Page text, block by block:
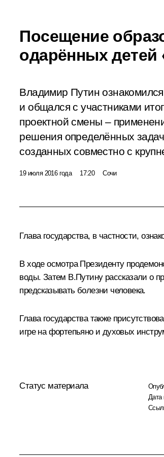
Посещение
одарённых детей
Владимир Путин
и общался с участниками
проектной смены –
решения определённых
созданных совместно с
19 июля 2016 года 17:20 Сочи
Глава государства, в частности,
В ходе осмотра Президенту
воды. Затем В.Путину рассказали о
предсказывать болезни человека.
Глава государства также
игре на фортепьяно и духовых
Статус материала
Дата